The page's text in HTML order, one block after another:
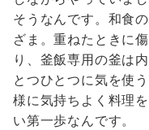
そうなんです。和食
ざま。重ねたときに
り、釜飯専用の釜は
とつひとつに気を使
様に気持ちよく料理
い第一歩なんです。